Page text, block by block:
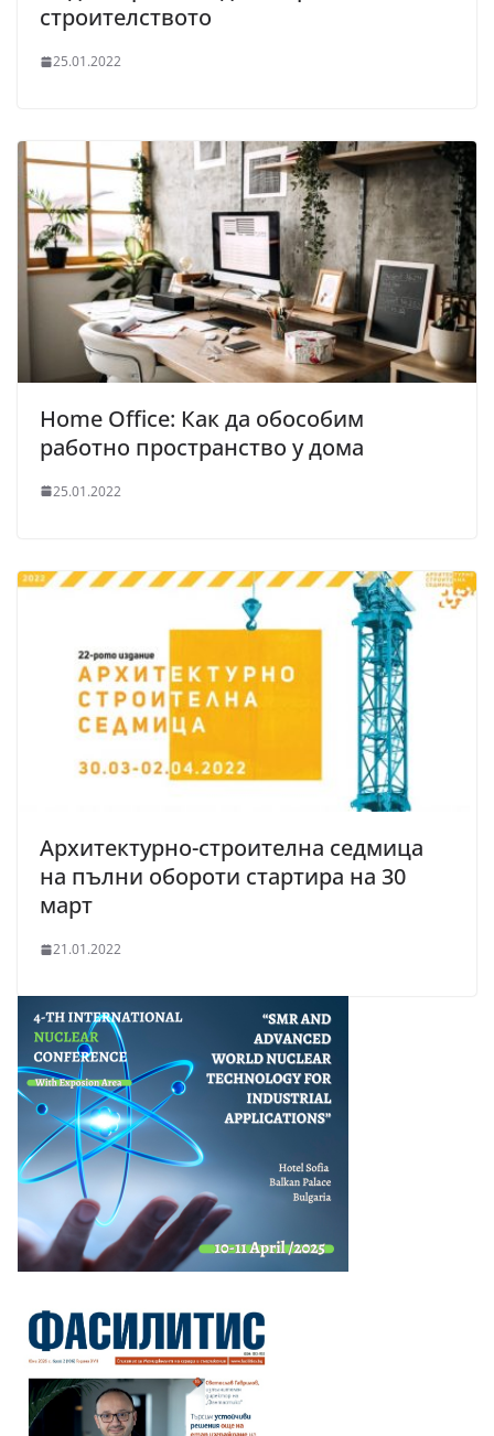
строителството
25.01.2022
Home Office: Как да обособим
работно пространство у дома
25.01.2022
Архитектурно-строителна седмица
на пълни обороти стартира на 30
март
21.01.2022